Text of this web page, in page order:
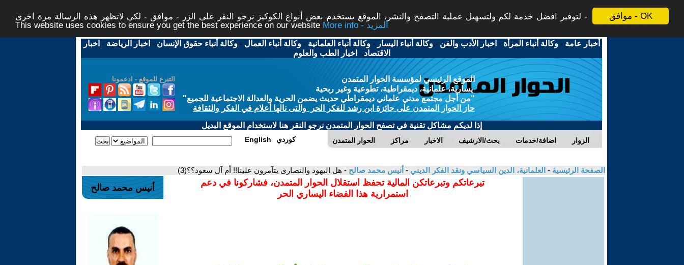
موافق - OK
لتوفير افضل خدمة لكم ولتسهيل عملية التصفح والنشر، الموقع يستخدم بعض أنواع الكوكيز نرجو النقر على الزر - موافق - لكي لاتظهر هذه الرسالة مرة اخرى -
This website uses cookies to ensure you get the best experience on our website
More info - المزيد
أخبار عامة -وكالة أنباء المرأة - اخبار الأدب والفن -وكالة أنباء اليسار -وكالة أنباء العلمانية -وكالة أنباء العمال -وكالة أنباء حقوق الإنسان - اخبار الرياضة - اخبار
الاقتصاد - اخبار الطب والعلوم
التبرع للموقع - ادعمونا
الموقع الرئيسي لمؤسسة الحوار المتمدن
يسارية، علمانية، ديمقراطية، تطوعية وغير ربحية
"من أجل مجتمع مدني علماني ديمقراطي حديث يضمن الحرية والعدالة الاجتماعية للجميع"
حاز الحوار المتمدن على جائزة ابن رشد للفكر الحر والتى نالها أعلام في الفكر والثقافة
إذا لديكم مشاكل تقنية في تصفح الحوار المتمدن نرجو النقر هنا لاستخدام الموقع البديل
الحوار المتمدن مراكز الاخبار بحث/الارشيف اضافة/خدمات الزوار English كوردي
الصفحة الرئيسية - العلمانية، الدين السياسي ونقد الفكر الديني - أنيس محمد صالح - هل اليهود والنصارى يتآمرون علينا!! أم آل سعود؟؟(3)
تبرعاتكم وتبرعاتكن المالية تحفظ استقلال الحوار المتمدن، فشاركونا في دعم
استمرارية هذا الفضاء اليساري الحر
أنيس محمد صالح